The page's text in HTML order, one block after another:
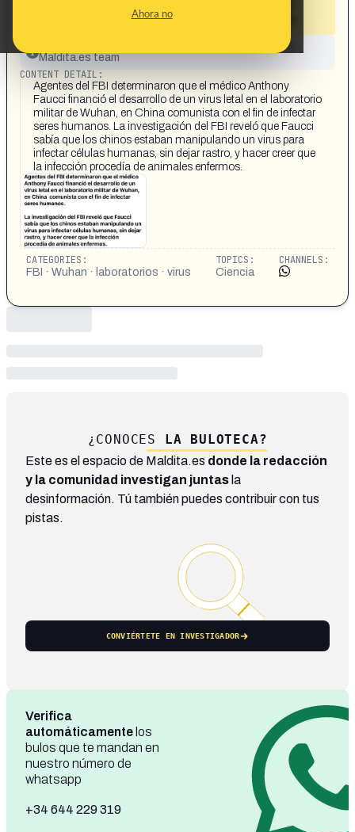
Ahora no
(China) para infectar células humanas»
This content has not yet been investigated by the
Maldita.es team
CONTENT DETAIL:
Agentes del FBI determinaron que el médico Anthony
Faucci financió el desarrollo de un virus letal en el laboratorio
militar de Wuhan, en China comunista con el fin de infectar
seres humanos. La investigación del FBI reveló que Faucci
sabía que los chinos estaban manipulando un virus para
infectar células humanas, sin dejar rastro, y hacer creer que
la infección procedía de animales enfermos.
CATEGORIES:
FBI · Wuhan · laboratorios · virus
TOPICS:
Ciencia
CHANNELS:
¿CONOCES LA BULOTECA?
Este es el espacio de Maldita.es donde la redacción
y la comunidad investigan juntas la
desinformación. Tú también puedes contribuir con tus
pistas.
CONVIÉRTETE EN INVESTIGADOR
Verifica
automáticamente los
bulos que te mandan en
nuestro número de
whatsapp
+34 644 229 319